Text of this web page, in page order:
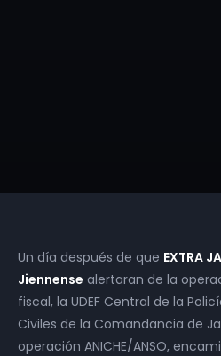
Un día después de que EXTRA
Jiennense alertaran de la
fiscal, la UDEF Central de la
Civiles de la Comandancia de
operación ANICHE/ANSO,